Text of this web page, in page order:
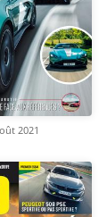
2021